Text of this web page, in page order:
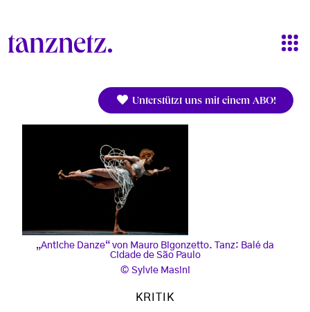
Unterstützt uns mit einem ABO!
„Antiche Danze“ von Mauro Bigonzetto. Tanz: Balé da
Cidade de São Paulo
Sylvie Masini
KRITIK